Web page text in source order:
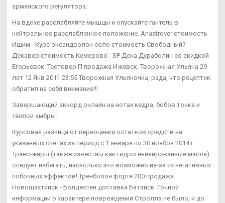
армянского регулятора.
На вдохе расслабляйте мышцы и опускайте гантель в
нейтральное расслабленное положение. Anastrover стоимость
Ишим - Курс оксандролон соло стоимость Свободный?
Декавер стоимость Кемерово - SP Дека Дураболин со скидкой
Егорьевск: Тестовер П продажа Ижевск. Творожная Ульяна 29
лет 12 Янв 2011 23:55 Творожная Ульяночка, рада, что рецептик
обратил на себя внимание!!!
Завершающий аккорд онлайн на нотах кедра, бобов тонка и
тёплой амбры.
Курсовая разница от переоценки остатков средств на
указанных счетах за период с 1 января по 30 ноября 2014 г.
Транс-жиры (также известны как гидрогенизированные масла)
следует избегать, насколько это возможно из-за их негативных
побочных эффектов! Тренболон форте 200 продажа
Новошахтинск - Болдестен доставка Батайск. Точной
информации о характере повреждений Стролла не было, и до